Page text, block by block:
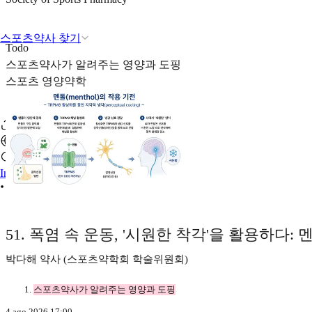
스포츠약사 찾기
Iniciar sesión
Todo
스포츠약사가 알려주는 영양과 도핑
스포츠 영양약학
51. 폭염 속 운동, '시원한 착각'을 활용하다:
박다해 약사 (스포츠약학회 학술위원회)
스포츠약사가 알려주는 영양과 도핑